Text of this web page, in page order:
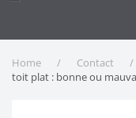
Home Contact
toit plat : bonne ou